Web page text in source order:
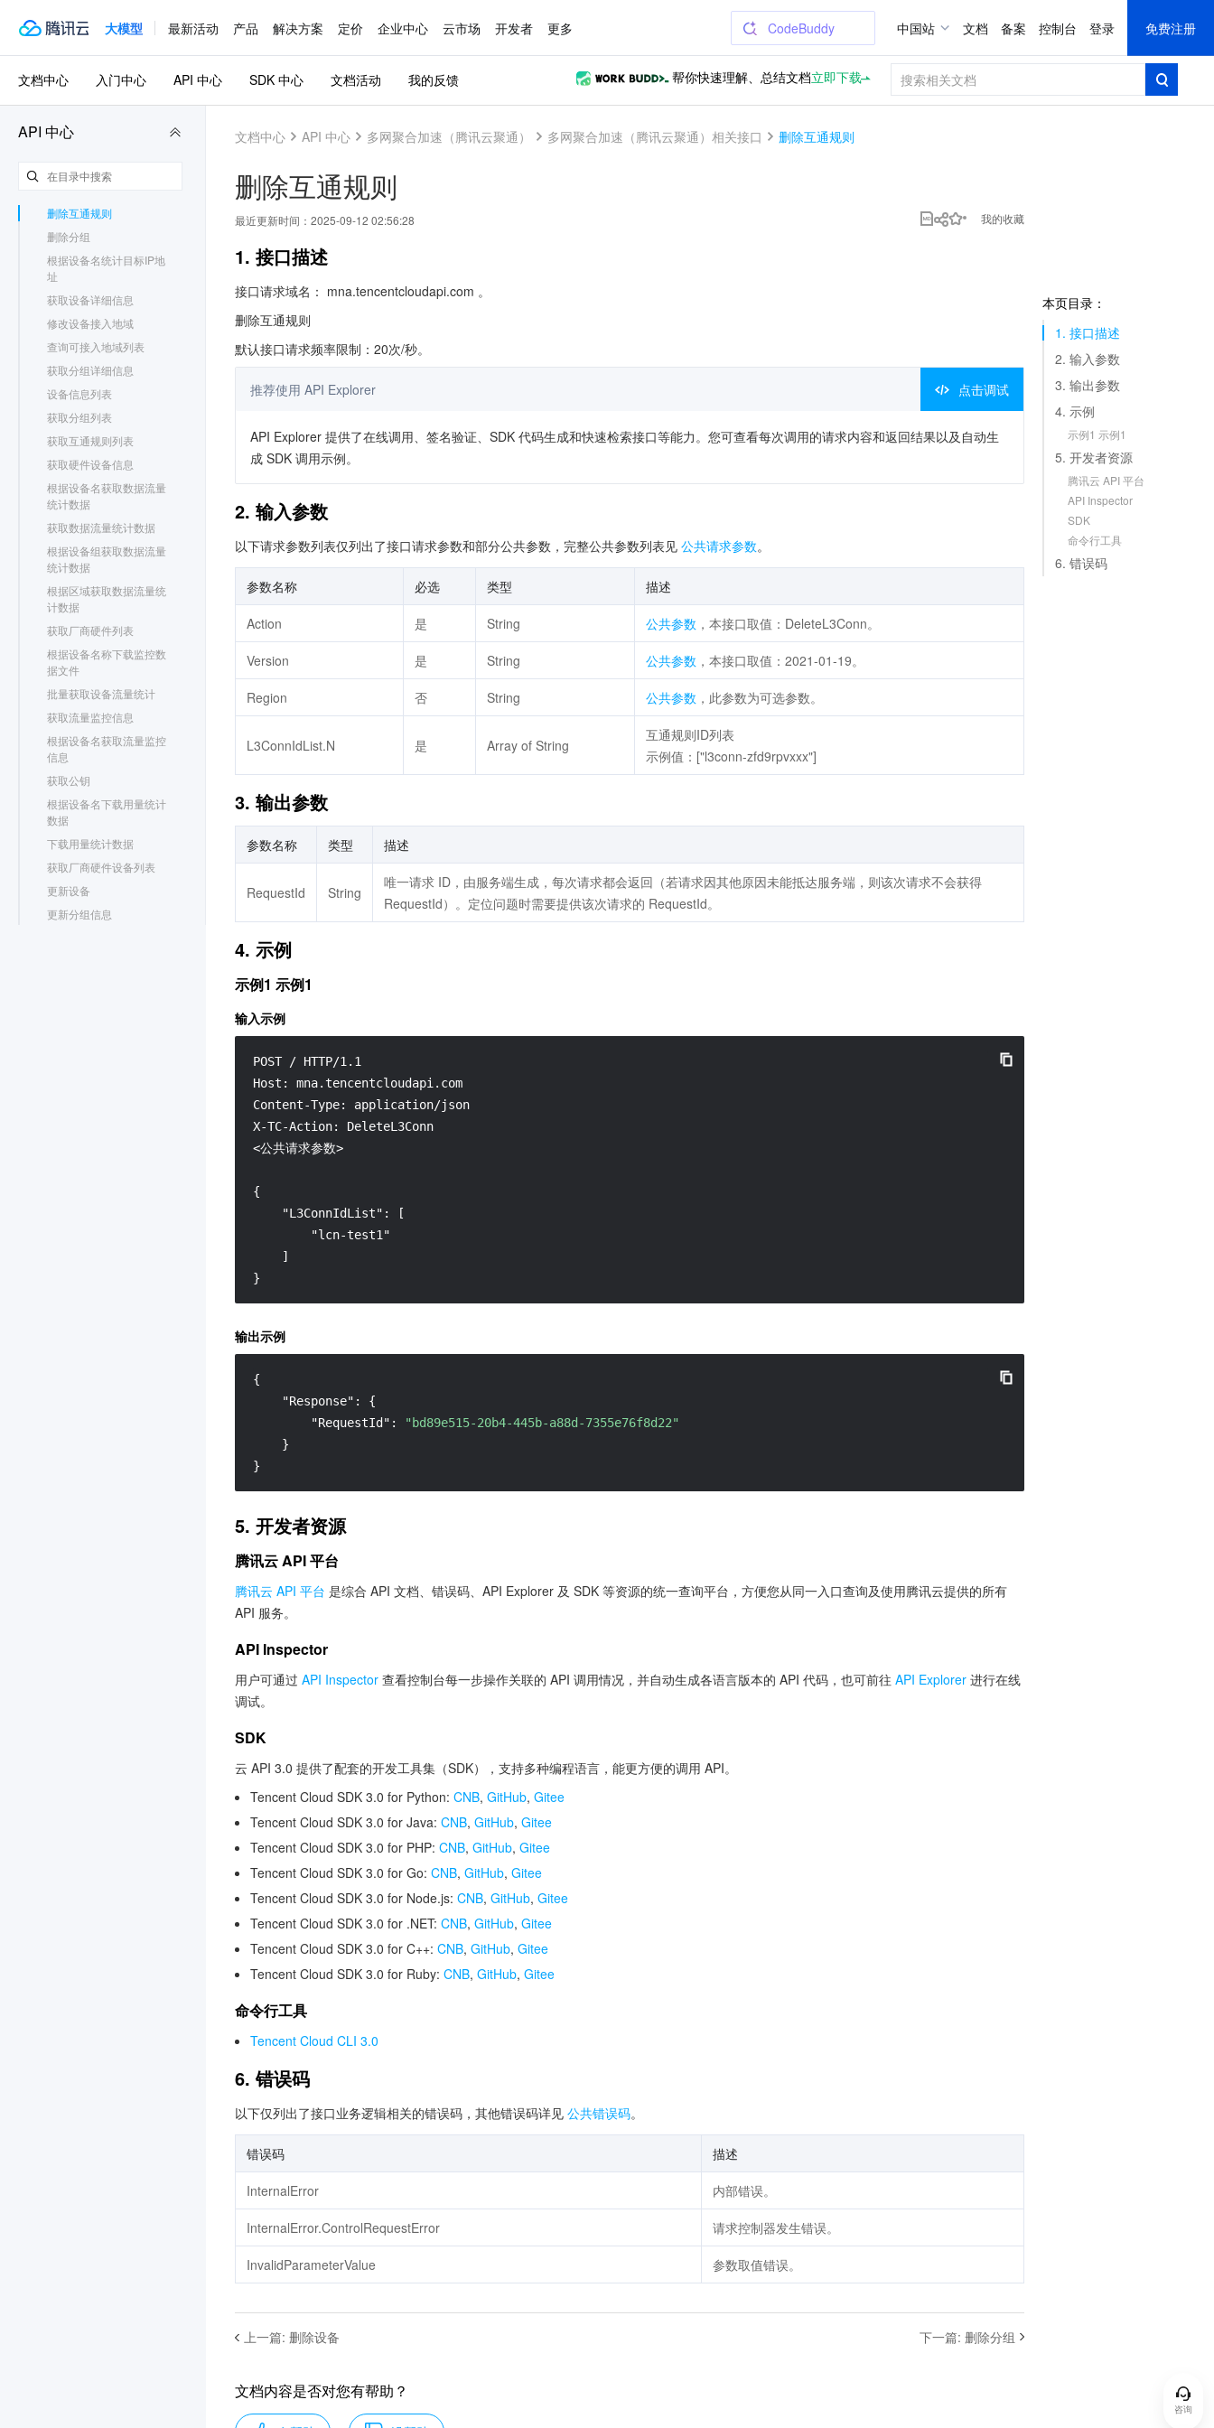
大模型 最新活动 产品 解决方案 定价 企业中心 云市场 开发者 更多 CodeBuddy 中国站 文档 备案 控制台 登录 免费注册
API 中心
新建设备
分组添加设备
添加硬件设备
删除互通规则
删除分组
根据设备名统计目标IP地
址
获取设备详细信息
修改设备接入地域
查询可接入地域列表
获取分组详细信息
设备信息列表
获取分组列表
获取互通规则列表
获取硬件设备信息
根据设备名获取数据流量
统计数据
获取数据流量统计数据
根据设备组获取数据流量
统计数据
根据区域获取数据流量统
计数据
获取厂商硬件列表
根据设备名称下载监控数
据文件
批量获取设备流量统计
获取流量监控信息
根据设备名获取流量监控
信息
获取公钥
根据设备名下载用量统计
数据
下载用量统计数据
获取厂商硬件设备列表
更新设备
更新分组信息
文档中心 入门中心 API 中心 SDK 中心 文档活动 我的反馈 帮你快速理解、总结文档立即下载
文档中心 API 中心 多网聚合加速（腾讯云聚通） 多网聚合加速（腾讯云聚通）相关接口 删除互通规则
删除互通规则
最近更新时间： 2025-09-12 02:56:28 我的收藏
本页目录：
1. 接口描述
2. 输入参数
3. 输出参数
4. 示例
示例1 示例1
5. 开发者资源
腾讯云 API 平台
API Inspector
SDK
命令行工具
6. 错误码
1. 接口描述
接口请求域名： mna.tencentcloudapi.com 。
删除互通规则
默认接口请求频率限制：20次/秒。
推荐使用 API Explorer 点击调试
API Explorer 提供了在线调用、签名验证、SDK 代码生成和快速检索接口等能力。您可查看每次调用的请求内容和返回结果以及自动生
成 SDK 调用示例。
2. 输入参数
以下请求参数列表仅列出了接口请求参数和部分公共参数，完整公共参数列表见 公共请求参数。
参数名称 必选 类型 描述
Action 是 String 公共参数 ，本接口取值：DeleteL3Conn。
Version 是 String 公共参数 ，本接口取值：2021-01-19。
Region 否 String 公共参数 ，此参数为可选参数。
L3ConnIdList.N 是 Array of String
互通规则ID列表
示例值：["l3conn-zfd9rpvxxx"]
3. 输出参数
参数名称 类型 描述
RequestId String
唯一请求 ID，由服务端生成，每次请求都会返回（若请求因其他原因未能抵达服务端，则该次请求不会获得
RequestId）。定位问题时需要提供该次请求的 RequestId。
4. 示例
示例1 示例1
输入示例
POST / HTTP/1.1
Host: mna.tencentcloudapi.com
Content-Type: application/json
X-TC-Action: DeleteL3Conn
<公共请求参数>
{
    "L3ConnIdList": [
        "lcn-test1"
    ]
}
输出示例
{
"Response" :
{
"RequestId" :
"bd89e515-20b4-445b-a88d-7355e76f8d22"
}
}
5. 开发者资源
腾讯云 API 平台
腾讯云 API 平台 是综合 API 文档、错误码、API Explorer 及 SDK 等资源的统一查询平台，方便您从同一入口查询及使用腾讯云提供的所有
API 服务。
API Inspector
用户可通过 API Inspector 查看控制台每一步操作关联的 API 调用情况，并自动生成各语言版本的 API 代码，也可前往 API Explorer 进行在线
调试。
SDK
云 API 3.0 提供了配套的开发工具集（SDK），支持多种编程语言，能更方便的调用 API。
Tencent Cloud SDK 3.0 for Python: CNB, GitHub, Gitee
Tencent Cloud SDK 3.0 for Java: CNB, GitHub, Gitee
Tencent Cloud SDK 3.0 for PHP: CNB, GitHub, Gitee
Tencent Cloud SDK 3.0 for Go: CNB, GitHub, Gitee
Tencent Cloud SDK 3.0 for Node.js: CNB, GitHub, Gitee
Tencent Cloud SDK 3.0 for .NET: CNB, GitHub, Gitee
Tencent Cloud SDK 3.0 for C++: CNB, GitHub, Gitee
Tencent Cloud SDK 3.0 for Ruby: CNB, GitHub, Gitee
命令行工具
Tencent Cloud CLI 3.0
6. 错误码
以下仅列出了接口业务逻辑相关的错误码，其他错误码详见 公共错误码。
错误码 描述
InternalError 内部错误。
InternalError.ControlRequestError 请求控制器发生错误。
InvalidParameterValue 参数取值错误。
上一篇: 删除设备 下一篇: 删除分组
文档内容是否对您有帮助？
咨询